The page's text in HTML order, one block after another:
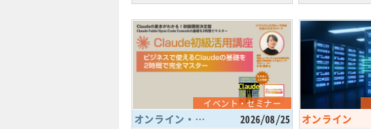
イベント・セミナー
オンライン・東京都 2026/08/25 オンライン